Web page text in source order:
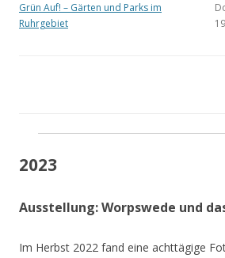
Grün Auf! – Gärten und Parks im
Ruhrgebiet
2023
Ausstellung: Worpswede und
Im Herbst 2022 fand eine achttägige